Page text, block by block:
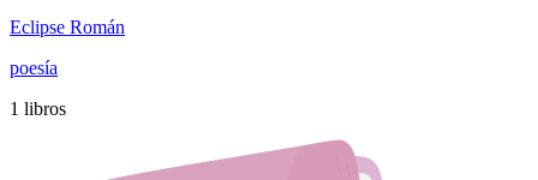
Eclipse Román
poesía
1 libros